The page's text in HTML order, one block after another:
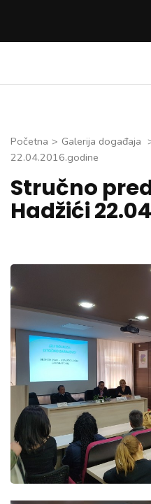
Enter)
Početna > Galerija događaja
22.04.2016.godine
Stručno
Hadžići